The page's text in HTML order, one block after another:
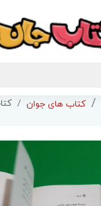
کتاب های جوان